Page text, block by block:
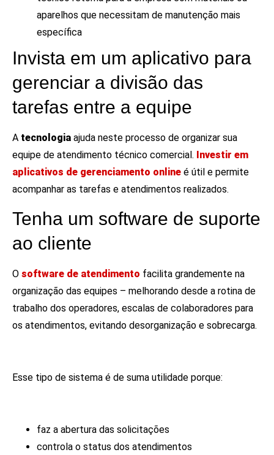
aparelhos que necessitam de manutenção mais
específica
Invista em um aplicativo para
gerenciar a divisão das
tarefas entre a equipe
A tecnologia ajuda neste processo de organizar sua
equipe de atendimento técnico comercial. Investir em
aplicativos de gerenciamento online é útil e permite
acompanhar as tarefas e atendimentos realizados.
Tenha um software de suporte
ao cliente
O software de atendimento facilita grandemente na
organização das equipes – melhorando desde a rotina de
trabalho dos operadores, escalas de colaboradores para
os atendimentos, evitando desorganização e sobrecarga.
Esse tipo de sistema é de suma utilidade porque:
faz a abertura das solicitações
controla o status dos atendimentos